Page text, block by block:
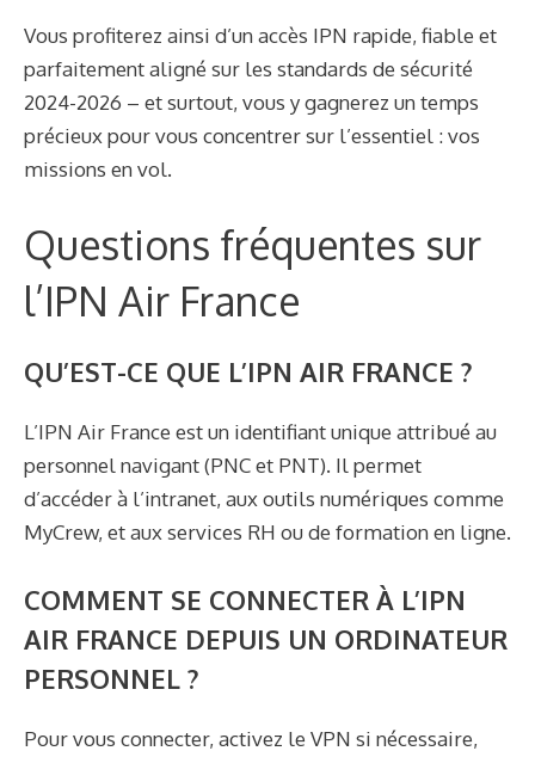
Vous profiterez ainsi d’un accès IPN rapide, fiable et
parfaitement aligné sur les standards de sécurité
2024-2026 – et surtout, vous y gagnerez un temps
précieux pour vous concentrer sur l’essentiel : vos
missions en vol.
Questions fréquentes sur
l’IPN Air France
QU’EST-CE QUE L’IPN AIR FRANCE ?
L’IPN Air France est un identifiant unique attribué au
personnel navigant (PNC et PNT). Il permet
d’accéder à l’intranet, aux outils numériques comme
MyCrew, et aux services RH ou de formation en ligne.
COMMENT SE CONNECTER À L’IPN
AIR FRANCE DEPUIS UN ORDINATEUR
PERSONNEL ?
Pour vous connecter, activez le VPN si nécessaire,